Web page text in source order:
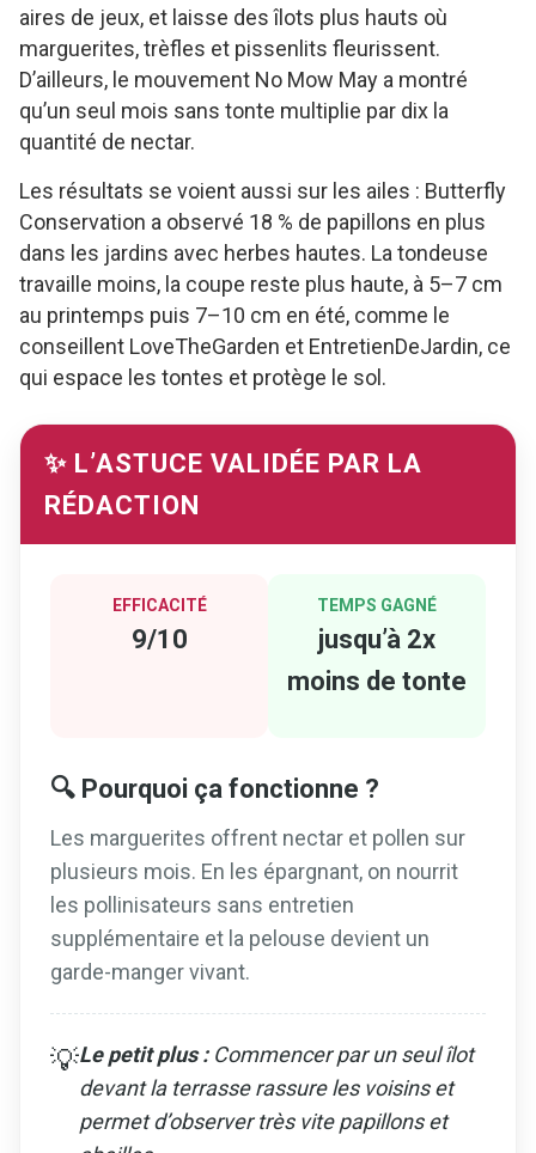
aires de jeux, et laisse des îlots plus hauts où
marguerites, trèfles et pissenlits fleurissent.
D’ailleurs, le mouvement No Mow May a montré
qu’un seul mois sans tonte multiplie par dix la
quantité de nectar.
Les résultats se voient aussi sur les ailes : Butterfly
Conservation a observé 18 % de papillons en plus
dans les jardins avec herbes hautes. La tondeuse
travaille moins, la coupe reste plus haute, à 5–7 cm
au printemps puis 7–10 cm en été, comme le
conseillent LoveTheGarden et EntretienDeJardin, ce
qui espace les tontes et protège le sol.
✨ L’ASTUCE VALIDÉE PAR LA
RÉDACTION
EFFICACITÉ
9/10
TEMPS GAGNÉ
jusqu’à 2x
moins de tonte
🔍 Pourquoi ça fonctionne ?
Les marguerites offrent nectar et pollen sur
plusieurs mois. En les épargnant, on nourrit
les pollinisateurs sans entretien
supplémentaire et la pelouse devient un
garde-manger vivant.
💡Le petit plus :Commencer par un seul îlot
devant la terrasse rassure les voisins et
permet d’observer très vite papillons et